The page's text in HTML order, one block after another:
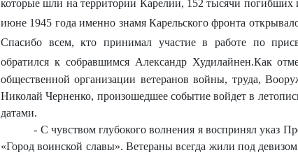
которые шли на территории Карелии, 152 тысячи
июне 1945 года именно знамя Карельского фронта
Спасибо всем, кто принимал участие в работе по
обратился к собравшимся Александр Худилайнен.Как
общественной организации ветеранов войны, труда,
Николай Черненко, произошедшее событие войдет в
датами.
- С чувством глубокого волнения я воспринял указ
«Город воинской славы». Ветераны всегда жили под